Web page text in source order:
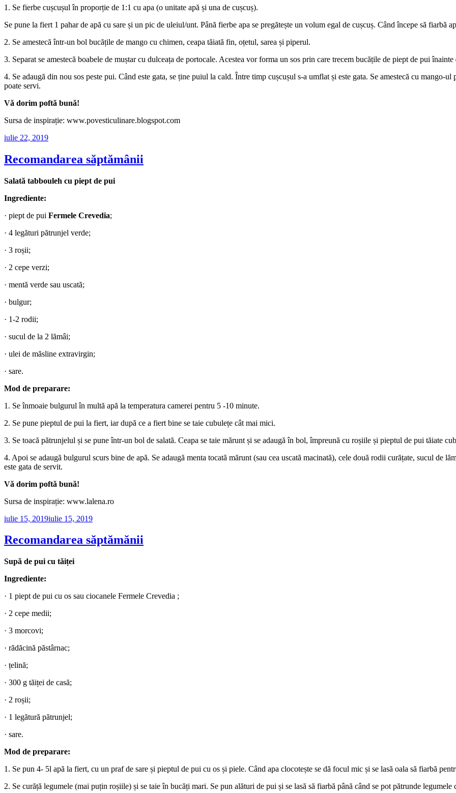
1. Se fierbe cușcușul în proporție de 1:1 cu apa (o unitate apă și una de cușcuș).
Se pune la fiert 1 pahar de apă cu sare și un pic de uleiul/unt. Până fierbe apa se pregătește un volum egal de cușcuș. Când începe să fiarbă
2. Se amestecă într-un bol bucățile de mango cu chimen, ceapa tăiată fin, oțetul, sarea și piperul.
3. Separat se amestecă boabele de muștar cu dulceața de portocale. Acestea vor forma un sos prin care trecem bucățile de piept de pui
4. Se adaugă din nou sos peste pui. Când este gata, se ține puiul la cald. Între timp cușcușul s-a umflat și este gata. Se amestecă cu mango-
poate servi.
Vă dorim poftă bună!
Sursa de inspirație: www.povesticulinare.blogspot.com
Publicat
iulie 22, 2019
Recomandarea săptămânii
Salată tabbouleh cu piept de pui
Ingrediente:
· piept de pui Fermele Crevedia;
· 4 legături pătrunjel verde;
· 3 roșii;
· 2 cepe verzi;
· mentă verde sau uscată;
· bulgur;
· 1-2 rodii;
· sucul de la 2 lămâi;
· ulei de măsline extravirgin;
· sare.
Mod de preparare:
1. Se înmoaie bulgurul în multă apă la temperatura camerei pentru 5 -10 minute.
2. Se pune pieptul de pui la fiert, iar după ce a fiert bine se taie cubulețe cât mai mici.
3. Se toacă pătrunjelul și se pune într-un bol de salată. Ceapa se taie mărunt și se adaugă în bol, împreună cu roșiile și pieptul de pui tăiate
4. Apoi se adaugă bulgurul scurs bine de apă. Se adaugă menta tocată mărunt (sau cea uscată macinată), cele două rodii curățate, sucul de
este gata de servit.
Vă dorim poftă bună!
Sursa de inspirație: www.lalena.ro
Publicat
iulie 15, 2019iulie 15, 2019
Recomandarea săptămănii
Supă de pui cu tăiței
Ingrediente:
· 1 piept de pui cu os sau ciocanele Fermele Crevedia ;
· 2 cepe medii;
· 3 morcovi;
· rădăcină păstârnac;
· țelină;
· 300 g tăiței de casă;
· 2 roșii;
· 1 legătură pătrunjel;
· sare.
Mod de preparare:
1. Se pun 4- 5l apă la fiert, cu un praf de sare și pieptul de pui cu os și piele. Când apa clocotește se dă focul mic și se lasă oala să fiarbă
2. Se curăță legumele (mai puțin roșiile) și se taie în bucăți mari. Se pun alături de pui și se lasă să fiarbă până când se pot pătrunde legumele